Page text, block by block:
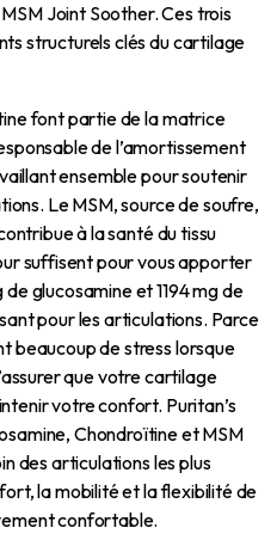
Joint Soother. Ces trois
structurels clés du cartilage
font partie de la matrice
de l’amortissement
ensemble pour soutenir
Le MSM, source de soufre,
à la santé du tissu
suffisent pour vous apporter
glucosamine et 1194 mg de
pour les articulations. Parce
beaucoup de stress lorsque
que votre cartilage
votre confort. Puritan’s
Chondroïtine et MSM
des articulations les plus
la mobilité et la flexibilité de
confortable.